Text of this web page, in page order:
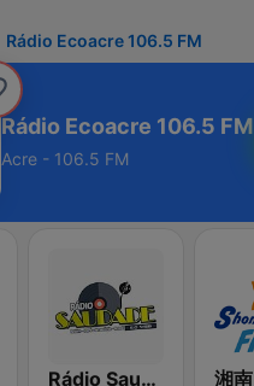
Rádio Ecoacre 106.5 FM
Rádio Ecoacre 106.5 FM
Acre - 106.5 FM
Rádio Saudade Belém